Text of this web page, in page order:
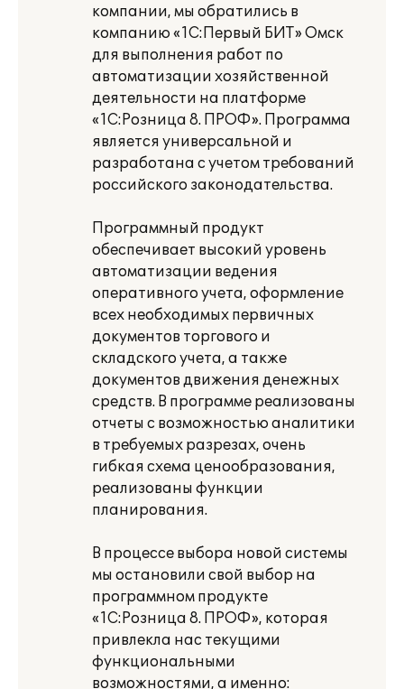
компании, мы обратились в
компанию «1С:Первый БИТ» Омск
для выполнения работ по
автоматизации хозяйственной
деятельности на платформе
«1С:Розница 8. ПРОФ». Программа
является универсальной и
разработана с учетом требований
российского законодательства.
Программный продукт
обеспечивает высокий уровень
автоматизации ведения
оперативного учета, оформление
всех необходимых первичных
документов торгового и
складского учета, а также
документов движения денежных
средств. В программе реализованы
отчеты с возможностью аналитики
в требуемых разрезах, очень
гибкая схема ценообразования,
реализованы функции
планирования.
В процессе выбора новой системы
мы остановили свой выбор на
программном продукте
«1С:Розница 8. ПРОФ», которая
привлекла нас текущими
функциональными
возможностями, а именно: